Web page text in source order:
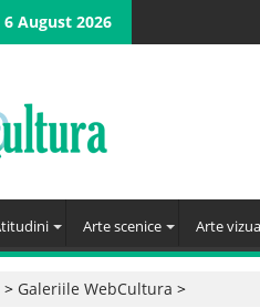
August 2026
Arte scenice Arte
> Galeriile WebCultura >